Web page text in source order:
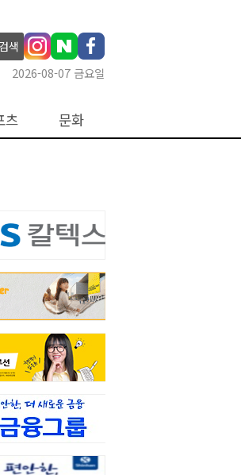
검색
2026-08-07 금요일
츠 문화